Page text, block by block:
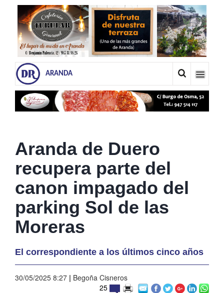
ARANDA
Aranda de Duero
recupera parte del
canon impagado del
parking Sol de las
Moreras
El correspondiente a los últimos cinco años
30/05/2025 8:27 | Begoña Cisneros
25